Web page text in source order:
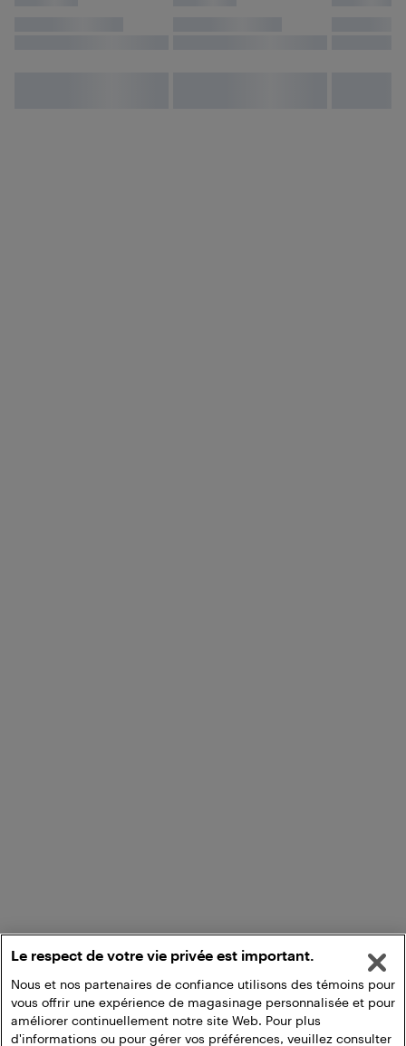
Le respect de votre vie privée est important.
Nous et nos partenaires de confiance utilisons des témoins pour
vous offrir une expérience de magasinage personnalisée et pour
améliorer continuellement notre site Web. Pour plus
d'informations ou pour gérer vos préférences, veuillez consulter